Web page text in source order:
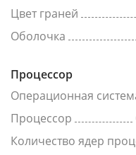
Цвет граней
Оболочка
Процессор
Операционная
Процессор
Количество ядер